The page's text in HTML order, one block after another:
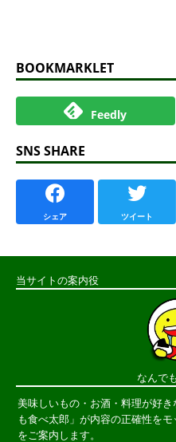
BOOKMARKLET
Feedly
SNS SHARE
シェア ツイート
当サイトの案内役
なんで
美味しいもの・お酒・料理が好
も食べ太郎」が内容の正確性を
をご案内します。